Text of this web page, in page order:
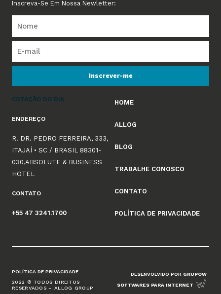
Inscreva-Se Em Nossa Newletter:
Inscrever-me
COTAÇÃO DO DIA
ENDEREÇO
R. DR. PEDRO FERREIRA, 333,
ITAJAÍ • SC / BRASIL 88301-
030,ABSOLUTE & BUSINESS
HOTEL
CONTATO
+55 47 3241.1700
HOME
ALLOG
BLOG
TRABALHE CONOSCO
CONTATO
POLÍTICA DE PRIVACIDADE
POLÍTICA DE PRIVACIDADE
2022 © TODOS DIREITOS
RESERVADOS – ALLOG GROUP
DESENVOLVIDO POR GRUPOW
SOFTWARES PARA INTERNET